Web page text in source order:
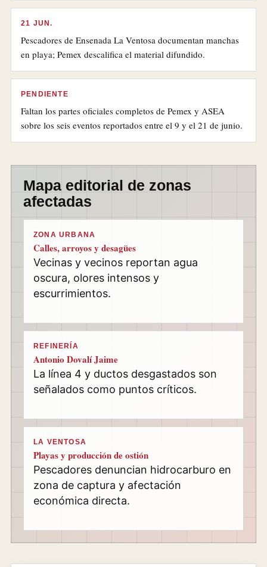
21 JUN.
Pescadores de Ensenada La Ventosa documentan manchas
en playa; Pemex descalifica el material difundido.
PENDIENTE
Faltan los partes oficiales completos de Pemex y ASEA
sobre los seis eventos reportados entre el 9 y el 21 de junio.
Mapa editorial de zonas
afectadas
ZONA URBANA
Calles, arroyos y desagües
Vecinas y vecinos reportan agua
oscura, olores intensos y
escurrimientos.
REFINERÍA
Antonio Dovalí Jaime
La línea 4 y ductos desgastados son
señalados como puntos críticos.
LA VENTOSA
Playas y producción de ostión
Pescadores denuncian hidrocarburo en
zona de captura y afectación
económica directa.